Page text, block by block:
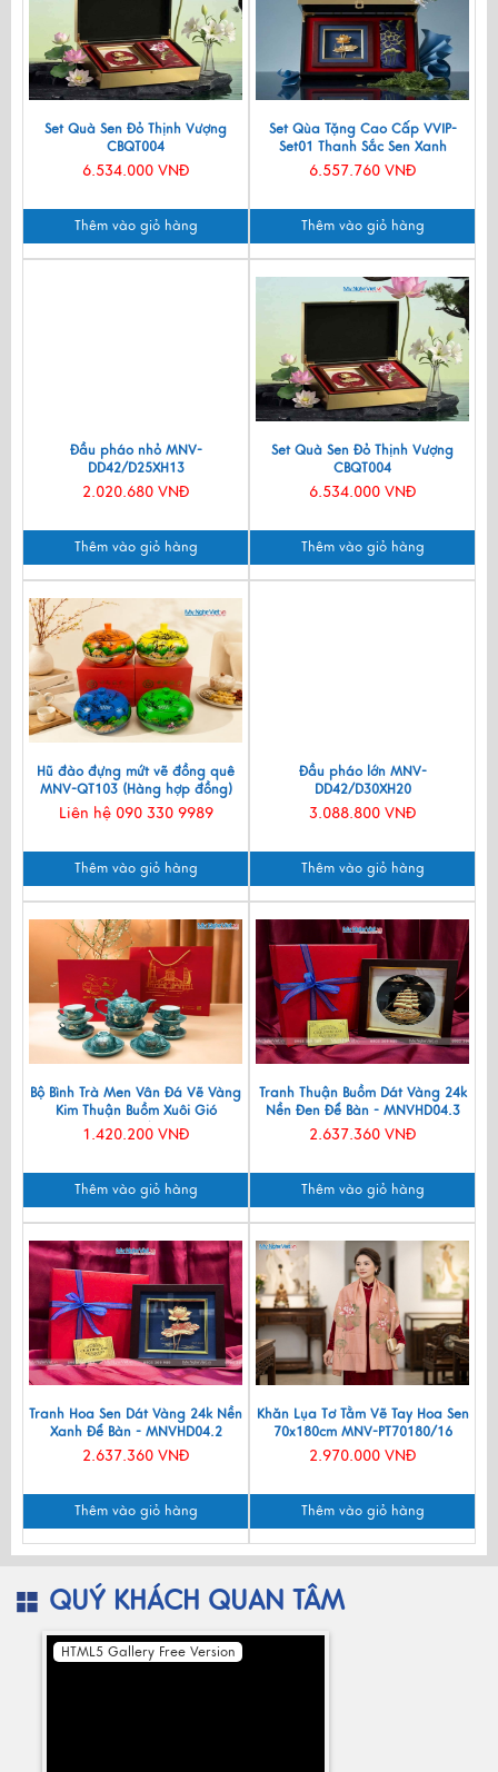
Set Quà Sen Đỏ Thịnh Vượng
CBQT004
6.534.000 VNĐ
Thêm vào giỏ hàng
Set Qùa Tặng Cao Cấp VVIP-
Set01 Thanh Sắc Sen Xanh
6.557.760 VNĐ
Thêm vào giỏ hàng
Đầu pháo nhỏ MNV-
DD42/D25XH13
2.020.680 VNĐ
Thêm vào giỏ hàng
Set Quà Sen Đỏ Thịnh Vượng
CBQT004
6.534.000 VNĐ
Thêm vào giỏ hàng
Hũ đào đựng mứt vẽ đồng quê
MNV-QT103 (Hàng hợp đồng)
Liên hệ 090 330 9989
Thêm vào giỏ hàng
Đầu pháo lớn MNV-
DD42/D30XH20
3.088.800 VNĐ
Thêm vào giỏ hàng
Bộ Bình Trà Men Vân Đá Vẽ Vàng
Kim Thuận Buồm Xuôi Gió
VBT12/14
1.420.200 VNĐ
Thêm vào giỏ hàng
Tranh Thuận Buồm Dát Vàng 24k
Nền Đen Để Bàn - MNVHD04.3
2.637.360 VNĐ
Thêm vào giỏ hàng
Tranh Hoa Sen Dát Vàng 24k Nền
Xanh Để Bàn - MNVHD04.2
2.637.360 VNĐ
Thêm vào giỏ hàng
Khăn Lụa Tơ Tằm Vẽ Tay Hoa Sen
70x180cm MNV-PT70180/16
2.970.000 VNĐ
Thêm vào giỏ hàng
QUÝ KHÁCH QUAN TÂM
HTML5 Gallery Free Version